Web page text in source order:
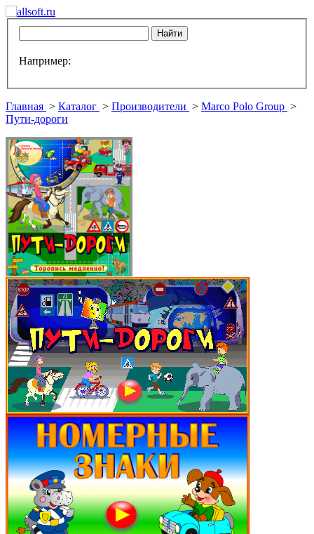
Например:
Главная > Каталог > Производители > Marco Polo Group >
Пути-дороги